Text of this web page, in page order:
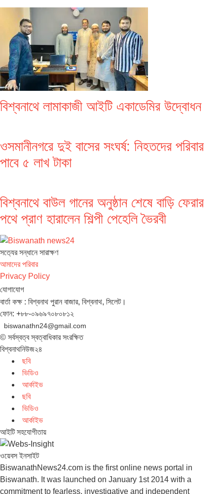
বিশ্বনাথে লামাকাজী আইটি একাডেমির উদ্বোধন
ওসমানীনগরে দুই বাসের সংঘর্ষ: নিহতদের পরিবার
পাবে ৫ লাখ টাকা
বিশ্বনাথে বাউল গানের অনুষ্ঠান শেষে বাড়ি ফেরার
পথে প্রাণ হারালেন শিল্পী পেহেলি ভৈরবী
সত‌্যের সন্ধানে সারাক্ষণ
আমাদের পরিবার
Privacy Policy
যোগাযোগ
বার্তা কক্ষ : বিশ্বনাথ পুরান বাজার, বিশ্বনাথ, সিলেট।
ফোন: +৮৮-০৯৬৯৭০৮০৮১২
biswanathn24@gmail.com
© সর্বস্বত্ব স্বত্বাধিকার সংরক্ষিত
বিশ্বনাথনিউজ২৪
ছবি
ভিডিও
আর্কাইভ
ছবি
ভিডিও
আর্কাইভ
আইটি সহযোগীতায়
ওয়েবস ইনসাইট
BiswanathNews24.com is the first online news portal in
Biswanath. It was launched on January 1st 2014 with a
commitment to fearless, investigative and independent